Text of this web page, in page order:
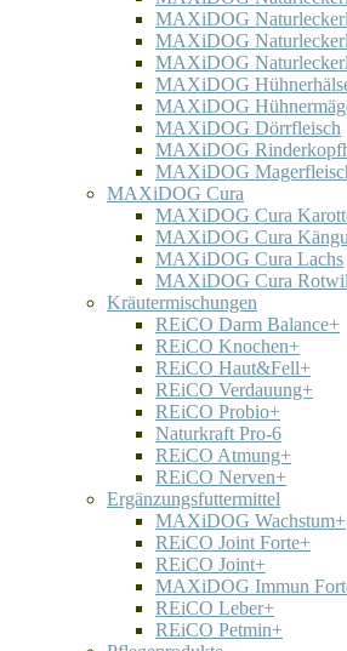
MAXiDOG
MAXiDOG
MAXiDOG
MAXiDOG
MAXiDOG
MAXiDOG Dörrfleisch
MAXiDOG
MAXiDOG
MAXiDOG Cura
MAXiDOG Cura
MAXiDOG Cura
MAXiDOG Cura Lachs
MAXiDOG Cura
Kräutermischungen
REiCO Darm Balance+
REiCO Knochen+
REiCO Haut&Fell+
REiCO Verdauung+
REiCO Probio+
Naturkraft Pro-6
REiCO Atmung+
REiCO Nerven+
Ergänzungsfuttermittel
MAXiDOG Wachstum+
REiCO Joint Forte+
REiCO Joint+
MAXiDOG Immun
REiCO Leber+
REiCO Petmin+